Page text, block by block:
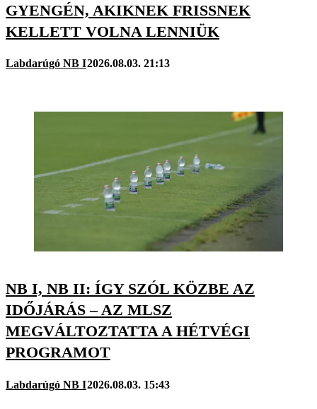
GYENGÉN, AKIKNEK FRISSNEK
KELLETT VOLNA LENNIÜK
Labdarúgó NB I2026.08.03. 21:13
NB I, NB II: ÍGY SZÓL KÖZBE AZ
IDŐJÁRÁS – AZ MLSZ
MEGVÁLTOZTATTA A HÉTVÉGI
PROGRAMOT
Labdarúgó NB I2026.08.03. 15:43